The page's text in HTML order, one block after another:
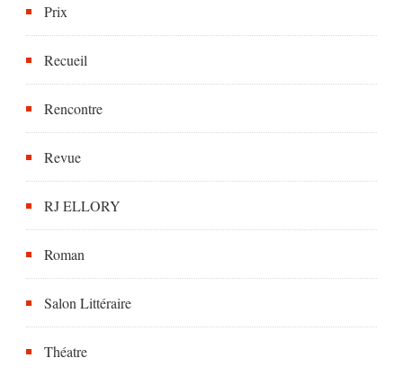
Prix
Recueil
Rencontre
Revue
RJ ELLORY
Roman
Salon Littéraire
Théatre